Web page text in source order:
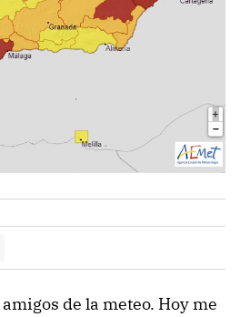
de la meteo. Hoy me